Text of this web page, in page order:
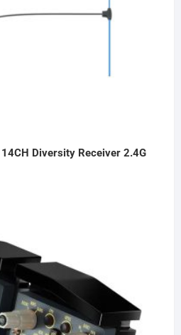
14CH Diversity Receiver 2.4G